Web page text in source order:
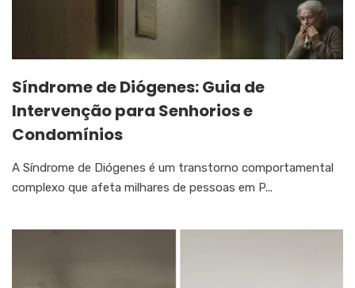
Síndrome de Diógenes: Guia de
Intervenção para Senhorios e
Condomínios
A Síndrome de Diógenes é um transtorno comportamental
complexo que afeta milhares de pessoas em P...